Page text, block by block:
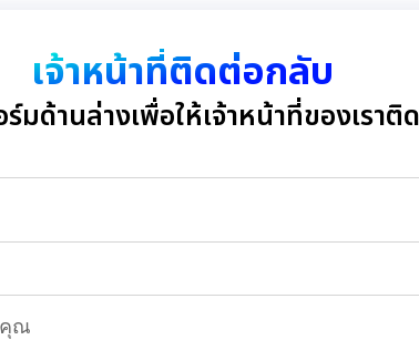
เจ้าหน้าที่ติดต่อกลับ
มด้านล่างเพื่อให้เจ้าหน้าที่ของเรา